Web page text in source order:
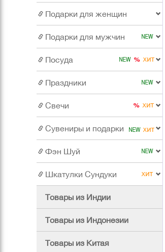
Подарки для женщин
Подарки для мужчин
Посуда
Праздники
Свечи
Сувениры и подарки
Фэн Шуй
Шкатулки Сундуки
Товары из Индии
Товары из Индонезии
Товары из Китая